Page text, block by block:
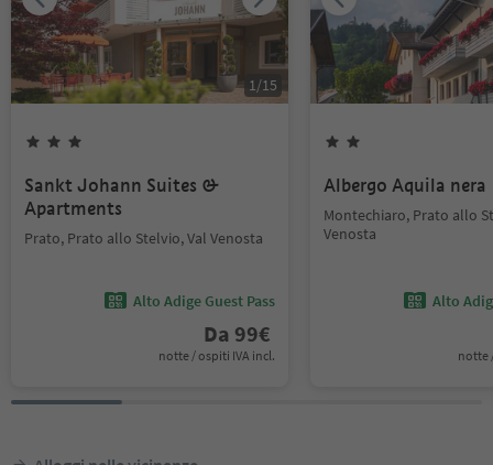
1/15
Sankt Johann Suites &
Apartments
Prato, Prato allo Stelvio, Val Venosta
Alto Adige Guest Pass
Da 99€
notte / ospiti IVA incl.
Albergo Aquila nera
Montechiaro, Prato allo
Venosta
Alto
notte